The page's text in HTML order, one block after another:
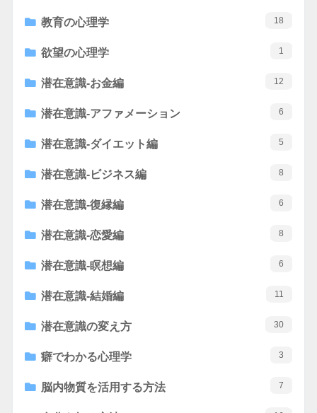
教育の心理学 18
欲望の心理学 1
潜在意識-お金編 12
潜在意識-アファメーション 6
潜在意識-ダイエット編 5
潜在意識-ビジネス編 8
潜在意識-復縁編 6
潜在意識-恋愛編 8
潜在意識-瞑想編 6
潜在意識-結婚編 11
潜在意識の変え方 30
癖でわかる心理学 3
脳内物質を活用する方法 7